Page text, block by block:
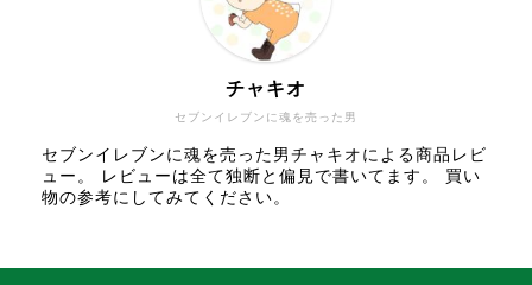
セブンイレブンに魂を売った男
チャキオ
セブンイレブンに魂を売った男チャキオによる商品レビ
ュー。 レビューは全て独断と偏見で書いてます。 買い
物の参考にしてみてください。